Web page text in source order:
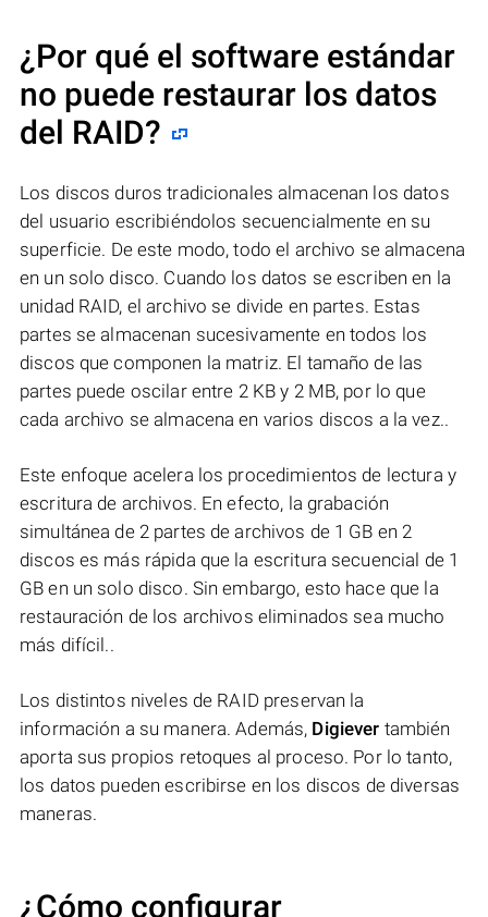
¿Por qué el software estándar
no puede restaurar los datos
del RAID?
Los discos duros tradicionales almacenan los datos
del usuario escribiéndolos secuencialmente en su
superficie. De este modo, todo el archivo se almacena
en un solo disco. Cuando los datos se escriben en la
unidad RAID, el archivo se divide en partes. Estas
partes se almacenan sucesivamente en todos los
discos que componen la matriz. El tamaño de las
partes puede oscilar entre 2 KB y 2 MB, por lo que
cada archivo se almacena en varios discos a la vez..
Este enfoque acelera los procedimientos de lectura y
escritura de archivos. En efecto, la grabación
simultánea de 2 partes de archivos de 1 GB en 2
discos es más rápida que la escritura secuencial de 1
GB en un solo disco. Sin embargo, esto hace que la
restauración de los archivos eliminados sea mucho
más difícil..
Los distintos niveles de RAID preservan la
información a su manera. Además, Digiever también
aporta sus propios retoques al proceso. Por lo tanto,
los datos pueden escribirse en los discos de diversas
maneras.
¿Cómo configurar